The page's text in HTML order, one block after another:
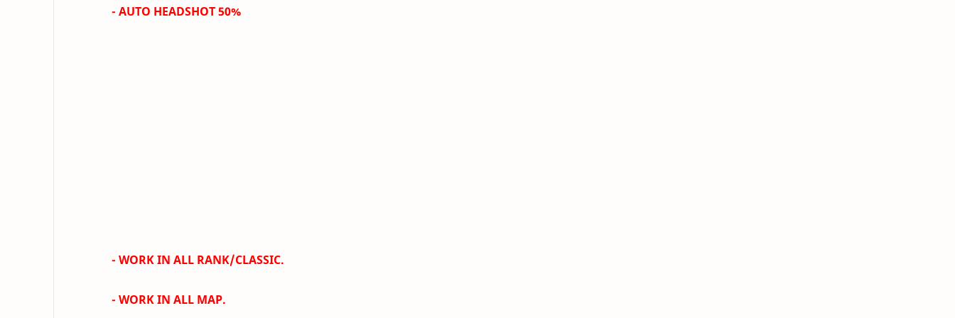
- AUTO HEADSHOT 50%
- WORK IN ALL RANK/CLASSIC.
- WORK IN ALL MAP.